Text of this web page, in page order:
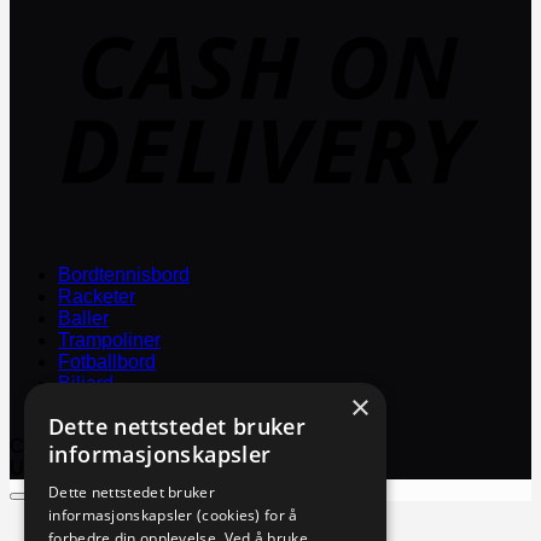
Bordtennisbord
Racketer
Baller
Trampoliner
Fotballbord
Biljard
Copyright 2026 © Biljard Import & Service
Utviklet og driftet av WebCraft AS
Bordtennisbord
×
Dette nettstedet bruker
informasjonskapsler
Dette nettstedet bruker
informasjonskapsler (cookies) for å